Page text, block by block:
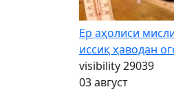
Ер аҳолиси
иссиқ ҳаводан
visibility29039
03 август